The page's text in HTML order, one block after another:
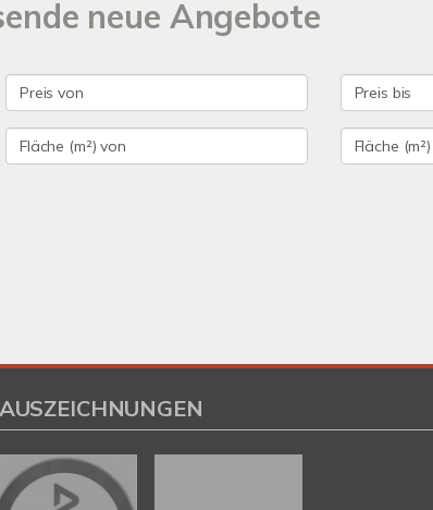
neue Angebote